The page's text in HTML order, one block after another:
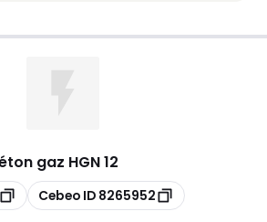
gaz HGN 12
Copier
Cebeo ID 8265952